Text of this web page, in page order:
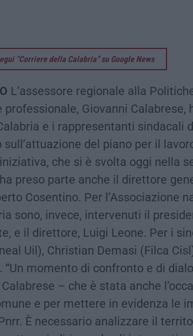
“Corriere della Calabria” su Google News
L’assessore regionale alla
professionale, Giovanni
e i rappresentanti sindacali
sull’attuazione del piano per il
che si è svolta oggi nella
preso parte anche il direttore
Cosentino. Per l’Associazione
sono, invece, intervenuti il
e il direttore, Luigi Leone. Per i
Uil), Christian Demasi (Filca
“Un momento di confronto e di
Calabrese – che è stata anche
e per mettere in evidenza le
È necessario analizzare il